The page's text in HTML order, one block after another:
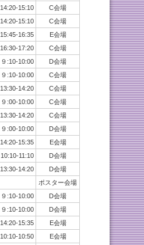
14:20-15:10
C会場
14:20-15:10
C会場
15:45-16:35
E会場
16:30-17:20
C会場
９:10-10:00
D会場
９:10-10:00
C会場
13:30-14:20
C会場
９:00-10:00
C会場
13:30-14:20
C会場
９:00-10:00
D会場
14:20-15:35
E会場
10:10-11:10
D会場
13:30-14:20
D会場
ポスター会場
９:10-10:00
D会場
９:10-10:00
D会場
14:20-15:35
E会場
10:10-10:50
E会場